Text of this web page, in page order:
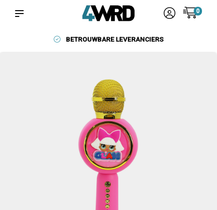
0
BETROUWBARE LEVERANCIERS